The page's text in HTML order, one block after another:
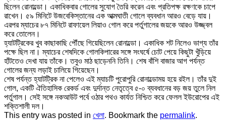
ছিলেন রোনাল্ডো। একাধিকবার গোলের সুযোগ তৈরি করেন এবং প্রতিপক্ষ রক্ষণকে চাপে
রাখেন। ৫৯ মিনিটে উজবেকিস্তানের এক আত্মঘাতী গোলে ব্যবধান আরও বেড়ে যায়।
এরপর ম্যাচের ৮৭ মিনিটে রাফায়েল লিয়াও গোল করে পর্তুগালের জয়কে আরও উজ্জ্বল
করে তোলেন।
হ্যাটট্রিকের খুব কাছাকাছি পৌঁছে গিয়েছিলেন রোনাল্ডো। একাধিক শট নিলেও ভাগ্য তাঁর
পক্ষে ছিল না। ম্যাচের শেষদিকে গোলকিপারের সঙ্গে সংঘর্ষে চোট পেয়ে কিছুটা খুঁড়িয়ে
হাঁটতেও দেখা যায় তাঁকে। তবুও মাঠ ছাড়েননি তিনি। শেষ বাঁশি বাজার আগ পর্যন্ত
গোলের জন্য লড়াই চালিয়ে গিয়েছেন।
শেষ পর্যন্ত হ্যাটট্রিক না পেলেও এই ম্যাচটি পুরোপুরি রোনাল্ডোময় হয়ে রইল। তাঁর দুই
গোল, একটি ঐতিহাসিক রেকর্ড এবং দুর্দান্ত নেতৃত্বে ৫-০ ব্যবধানের বড় জয় তুলে নিল
পর্তুগাল। সেই সঙ্গে নকআউট পর্বে ওঠার পথও কার্যত নিশ্চিত করে ফেলল ইউরোপের এই
শক্তিশালী দল।
This entry was posted in খেলা. Bookmark the permalink.